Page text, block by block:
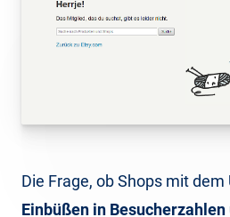
Die Frage, ob Shops mit
Einbüßen in